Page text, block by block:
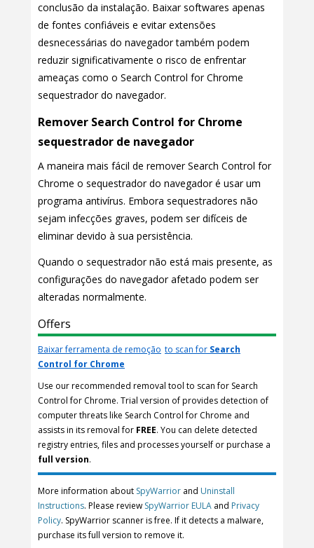
conclusão da instalação. Baixar softwares apenas
de fontes confiáveis e evitar extensões
desnecessárias do navegador também podem
reduzir significativamente o risco de enfrentar
ameaças como o Search Control for Chrome
sequestrador do navegador.
Remover Search Control for Chrome
sequestrador de navegador
A maneira mais fácil de remover Search Control for
Chrome o sequestrador do navegador é usar um
programa antivírus. Embora sequestradores não
sejam infecções graves, podem ser difíceis de
eliminar devido à sua persistência.
Quando o sequestrador não está mais presente, as
configurações do navegador afetado podem ser
alteradas normalmente.
Offers
Baixar ferramenta de remoção to scan for Search
Control for Chrome
Use our recommended removal tool to scan for Search
Control for Chrome. Trial version of provides detection of
computer threats like Search Control for Chrome and
assists in its removal for FREE. You can delete detected
registry entries, files and processes yourself or purchase a
full version.
More information about SpyWarrior and Uninstall
Instructions. Please review SpyWarrior EULA and Privacy
Policy. SpyWarrior scanner is free. If it detects a malware,
purchase its full version to remove it.